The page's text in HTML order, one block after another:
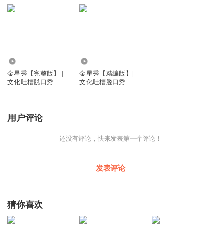
金星秀【完整版】 |
文化吐槽脱口秀
金星秀【精编版】|
文化吐槽脱口秀
用户评论
还没有评论，快来发表第一个评论！
发表评论
猜你喜欢